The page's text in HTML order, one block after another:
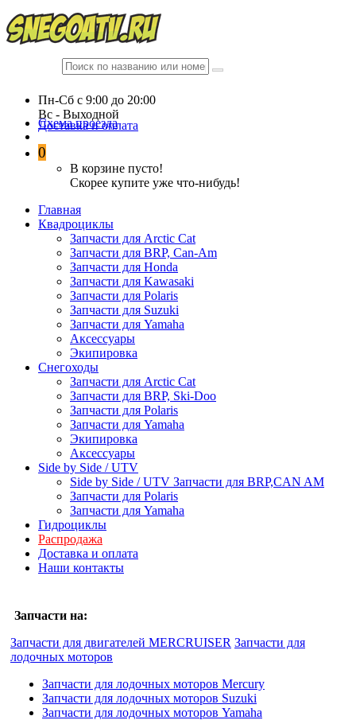
Пн-Сб c 9:00 до 20:00
Вc - Выходной
Схема проезда
Доставка и оплата
0
В корзине пусто!
Скорее купите уже что-нибудь!
Главная
Квадроциклы
Запчасти для Arctic Cat
Запчасти для BRP, Can-Am
Запчасти для Honda
Запчасти для Kawasaki
Запчасти для Polaris
Запчасти для Suzuki
Запчасти для Yamaha
Аксессуары
Экипировка
Снегоходы
Запчасти для Arctic Cat
Запчасти для BRP, Ski-Doo
Запчасти для Polaris
Запчасти для Yamaha
Экипировка
Аксессуары
Side by Side / UTV
Side by Side / UTV Запчасти для BRP,CAN AM
Запчасти для Polaris
Запчасти для Yamaha
Гидроциклы
Распродажа
Доставка и оплата
Наши контакты
Запчасти на:
Запчасти для двигателей MERCRUISER Запчасти для
лодочных моторов
Запчасти для лодочных моторов Mercury
Запчасти для лодочных моторов Suzuki
Запчасти для лодочных моторов Yamaha